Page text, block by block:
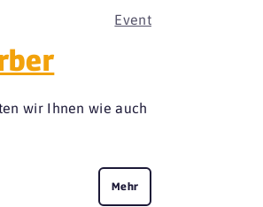
Event
wir Ihnen wie auch
Mehr